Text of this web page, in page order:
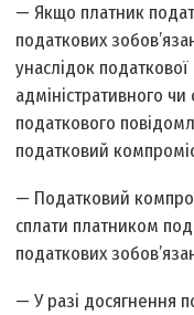
— Якщо платник
податкових
унаслідок
адміністративного
податкового
податковий
— Податковий
сплати платником
податкових
— У разі досягнення